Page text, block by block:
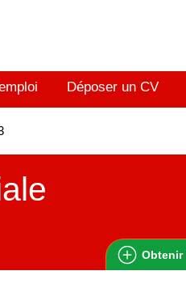
Déposer un CV
Obtenir